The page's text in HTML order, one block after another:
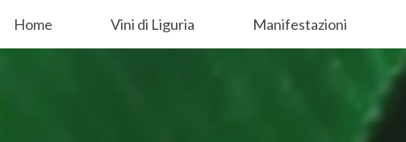
Home Vini di Liguria Manifestazioni